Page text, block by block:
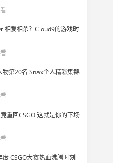
相爱相杀？Cloud9的游戏时
物第20名 Snax个人精彩集锦
重回CSGO 这就是你的下场
CSGO大赛热血沸腾时刻